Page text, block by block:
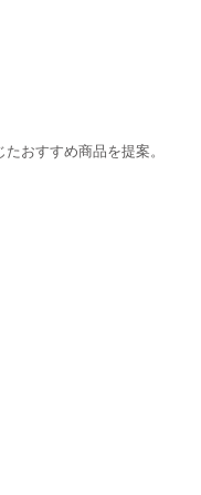
おすすめ商品を提案。